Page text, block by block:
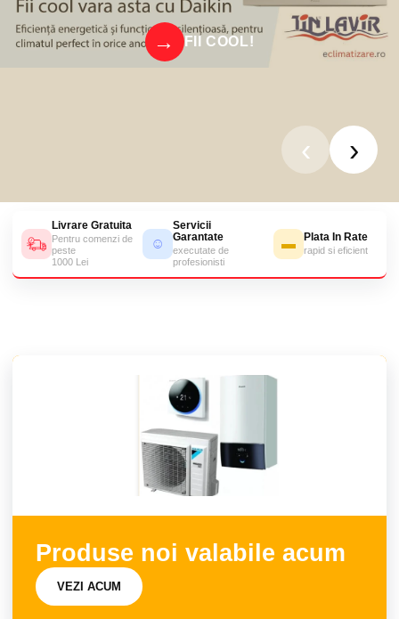
FII COOL!
‹ ›
Livrare Gratuita
Pentru comenzi de
peste
1000 Lei
☺
Servicii
Garantate
executate de
profesionisti
▬ Plata In Rate
rapid si eficient
Produse noi valabile acum
VEZI ACUM